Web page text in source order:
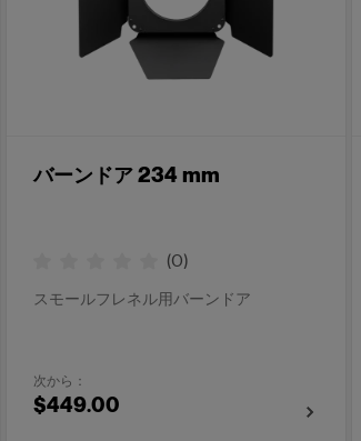
バーンドア 234 mm
(0)
スモールフレネル用バーンドア
次から：
$449.00